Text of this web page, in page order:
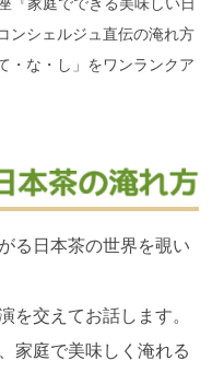
ンシェルジュ直伝の淹れ方
・な・し」をワンランクア
る日本茶の世界を覗い
を交えてお話します。
家庭で美味しく淹れる